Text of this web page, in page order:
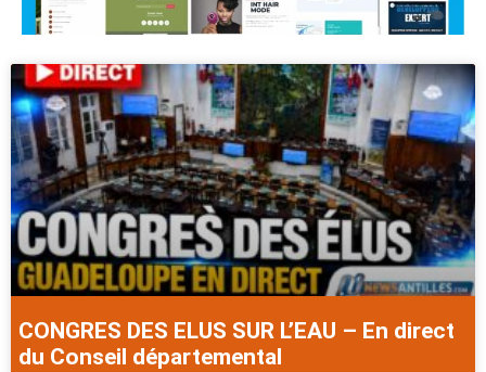
CONGRES DES ELUS SUR L’EAU – En direct
du Conseil départemental